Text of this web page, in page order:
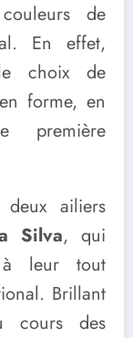
de
En effet,
choix de
forme, en
première
ailiers
Silva, qui
à leur tout
Brillant
cours des